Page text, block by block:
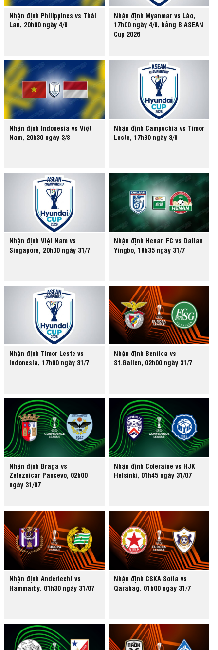
Nhận định Philippines vs Thái
Lan, 20h00 ngày 4/8
Nhận định Myanmar vs Lào,
17h00 ngày 4/8, bảng B ASEAN
Cup 2026
Nhận định Indonesia vs Việt
Nam, 20h30 ngày 3/8
Nhận định Campuchia vs Timor
Leste, 17h30 ngày 3/8
Nhận định Việt Nam vs
Singapore, 20h00 ngày 31/7
Nhận định Henan FC vs Dalian
Yingbo, 18h35 ngày 31/7
Nhận định Timor Leste vs
Indonesia, 17h00 ngày 31/7
Nhận định Benfica vs
St.Gallen, 02h00 ngày 31/7
Nhận định Braga vs
Zeleznicar Pancevo, 02h00
ngày 31/07
Nhận định Coleraine vs HJK
Helsinki, 01h45 ngày 31/07
Nhận định Anderlecht vs
Hammarby, 01h30 ngày 31/07
Nhận định CSKA Sofia vs
Qarabag, 01h00 ngày 31/7